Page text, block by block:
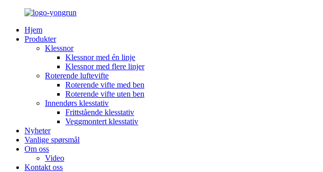
Hjem
Produkter
Klessnor
Klessnor med én linje
Klessnor med flere linjer
Roterende luftevifte
Roterende vifte med ben
Roterende vifte uten ben
Innendørs klesstativ
Frittstående klesstativ
Veggmontert klesstativ
Nyheter
Vanlige spørsmål
Om oss
Video
Kontakt oss